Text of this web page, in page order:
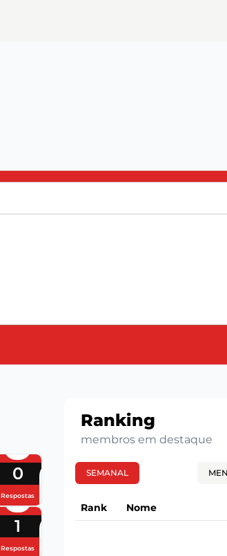
0
Respostas
1
Respostas
Ranking
membros em destaque
SEMANAL
Rank Nome